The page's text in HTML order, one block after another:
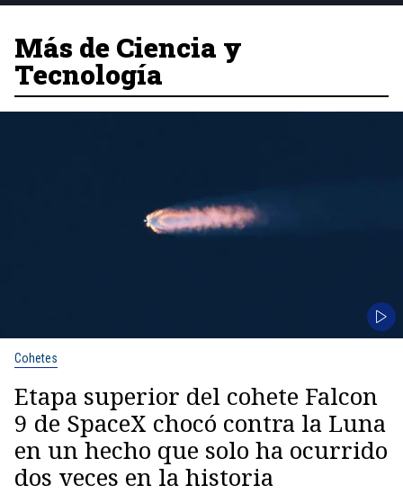
Más de Ciencia y
Tecnología
Cohetes
Etapa superior del cohete Falcon
9 de SpaceX chocó contra la Luna
en un hecho que solo ha ocurrido
dos veces en la historia